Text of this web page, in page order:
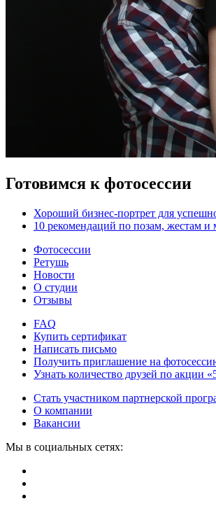
Готовимся к фотосессии
Хороший бизнес-портрет для
10 рекомендаций по позам, жестам и
Фотосессии
Ретушь
Новости
О студии
Отзывы
FAQ
Купить сертификат
Написать письмо
Получить приглашение на
Узнать количество друзей по акции
Стать участником партнерской
О компании
Вакансии
Мы в социальных сетях: